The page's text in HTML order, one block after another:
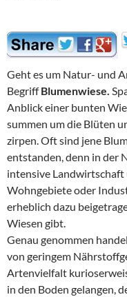
Geht es um Natur- und
BegriffBlumenwiese.
Anblick einer bunten
summen um die Blüten
zirpen. Oft sind jene
entstanden, denn in der
intensive
Wohngebiete oder
erheblich dazu
Wiesen gibt.
Genau genommen
von geringem
Artenvielfalt
in den Boden gelangen,